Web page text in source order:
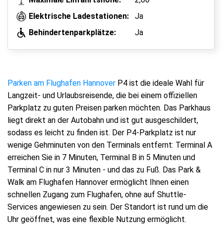
Elektrische Ladestationen:
Ja
Behindertenparkplätze:
Ja
Parken am Flughafen Hannover P4 ist die ideale Wahl für
Langzeit- und Urlaubsreisende, die bei einem offiziellen
Parkplatz zu guten Preisen parken möchten. Das Parkhaus
liegt direkt an der Autobahn und ist gut ausgeschildert,
sodass es leicht zu finden ist. Der P4-Parkplatz ist nur
wenige Gehminuten von den Terminals entfernt: Terminal A
erreichen Sie in 7 Minuten, Terminal B in 5 Minuten und
Terminal C in nur 3 Minuten - und das zu Fuß. Das Park &
Walk am Flughafen Hannover ermöglicht Ihnen einen
schnellen Zugang zum Flughafen, ohne auf Shuttle-
Services angewiesen zu sein. Der Standort ist rund um die
Uhr geöffnet, was eine flexible Nutzung ermöglicht.